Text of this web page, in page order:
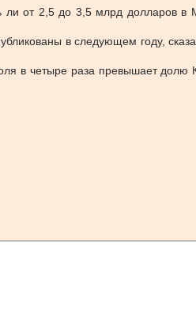
от 2,5 до 3,5 млрд долларов в
в следующем году,
в четыре раза превышает